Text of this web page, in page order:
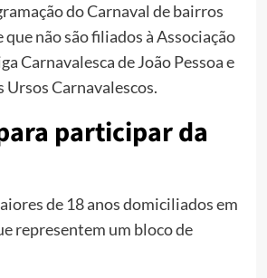
do Carnaval de bairros
que não são filiados à Associação
Carnavalesca de João Pessoa e
Ursos Carnavalescos.
participar da
de 18 anos domiciliados em
representem um bloco de